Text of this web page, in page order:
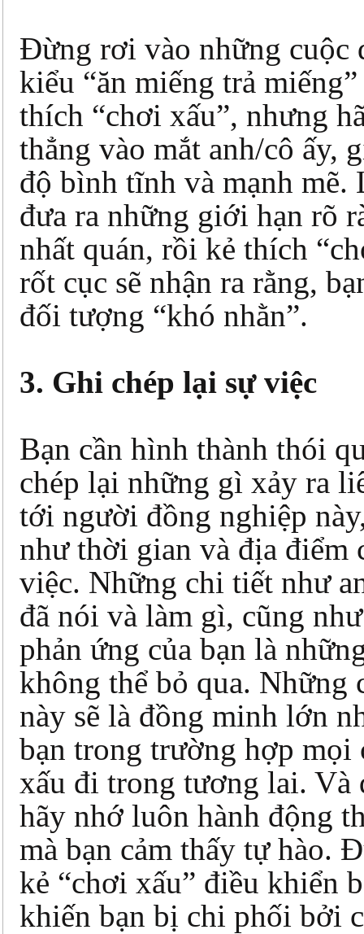
Đừng rơi vào những cuộc
kiểu “ăn miếng trả
thích “chơi xấu”, nhưng
thẳng vào mắt anh/cô ấy,
độ bình tĩnh và mạnh mẽ.
đưa ra những giới hạn rõ
nhất quán, rồi kẻ thích
rốt cục sẽ nhận ra rằng,
đối tượng “khó nhằn”.
3. Ghi chép lại sự việc
Bạn cần hình thành thói
chép lại những gì xảy ra
tới người đồng nghiệp
như thời gian và địa điểm
việc. Những chi tiết như
đã nói và làm gì, cũng
phản ứng của bạn là
không thể bỏ qua. Những
này sẽ là đồng minh lớn
bạn trong trường hợp mọi
xấu đi trong tương lai. Và
hãy nhớ luôn hành động
mà bạn cảm thấy tự hào.
kẻ “chơi xấu” điều khiển
khiến bạn bị chi phối bởi